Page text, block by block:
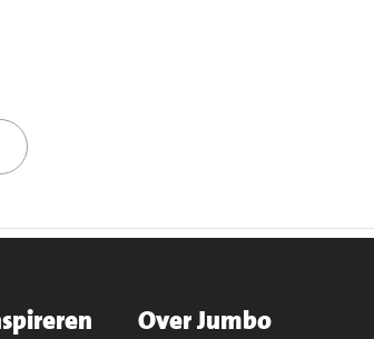
Over Jumbo